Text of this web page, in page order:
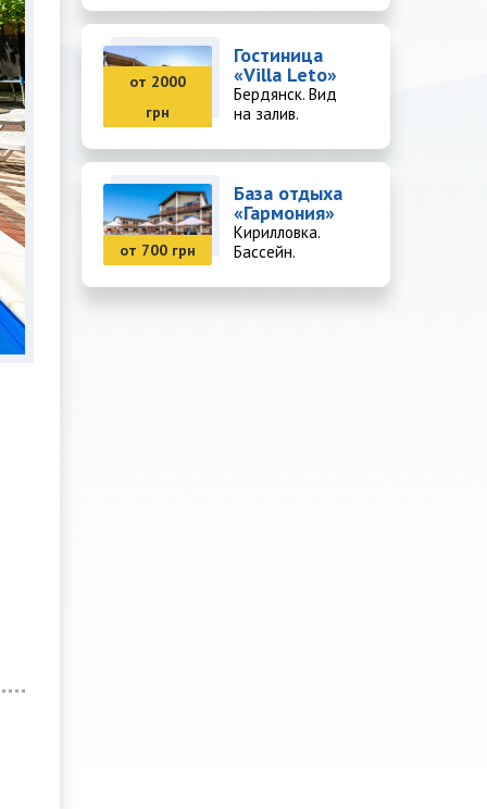
от 2000
грн
Гостиница
«Villa Leto»
Бердянск. Вид
на залив.
от 700 грн
База отдыха
«Гармония»
Кирилловка.
Бассейн.